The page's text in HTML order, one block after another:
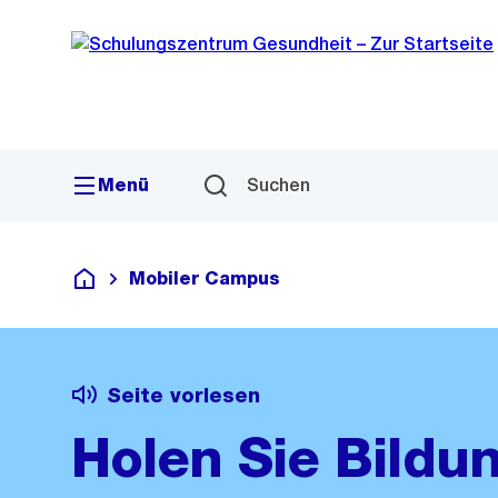
Navigation
Sprunglink
Menü Suchen
Schulungszentrum Gesundheit
Mobiler Campus
Seite vorlesen
Holen Sie